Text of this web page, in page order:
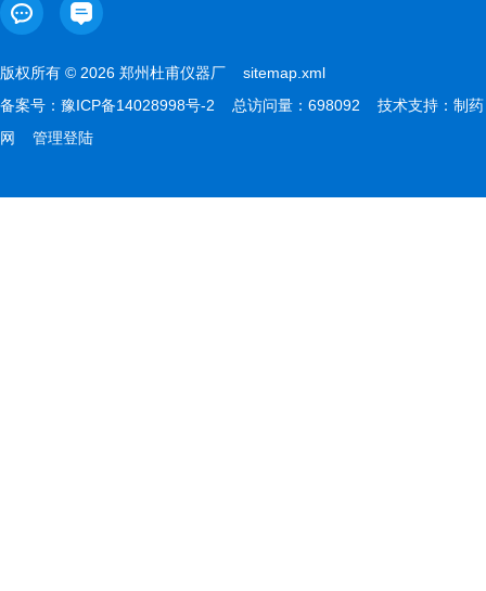
版权所有 © 2026 郑州杜甫仪器厂 sitemap.xml
备案号： 豫ICP备14028998号-2 总访问量：698092 技术支持： 制药
网
管理登陆